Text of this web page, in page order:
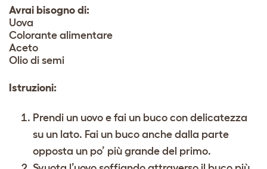
Avrai bisogno di:
Uova
Colorante alimentare
Aceto
Olio di semi
Istruzioni:
Prendi un uovo e fai un buco con delicatezza
su un lato. Fai un buco anche dalla parte
opposta un po’ più grande del primo.